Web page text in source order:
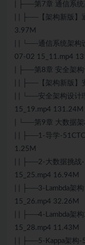
| ├──第7章 通信系
| | ├──【架构新版】
3.97M
| | └──通信系统架构
07-02 15_11.mp4
| ├──第8章 安全架
| | ├──【架构新版】
| | └──安全架构设
15_19.mp4 131.24M
| └──第9章 大数据架
| | ├──1-导学-
1.25M
| | ├──2-大数据挑战
15_25.mp4 16.94M
| | ├──3-Lambda架
15_26.mp4 32.26M
| | ├──4-Lambda架
15_28.mp4 11.43M
| | ├──5-Kappa架构